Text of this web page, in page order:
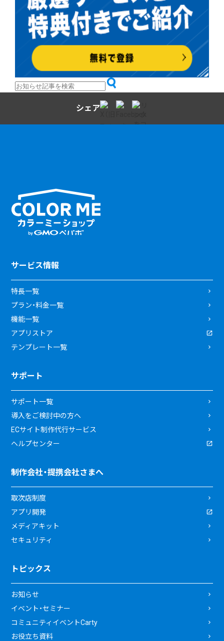
シェア
サービス情報
特長一覧
プラン・料金一覧
機能一覧
アプリストア
テンプレート一覧
サポート
サポート一覧
導入をご検討中の方へ
ECサイト制作代行サービス
ヘルプセンター
制作会社・提携会社さまへ
取次店制度
アプリ開発
メディアキット
セキュリティ
トピックス
お知らせ
イベント・セミナー
コミュニティイベントCarty
お役立ち資料